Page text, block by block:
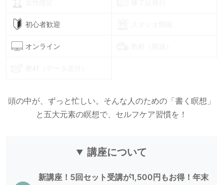
初心者歓迎
オンライン
頭の中が、ずっと忙しい。そんな人のための「書く瞑想」
と五大元素の瞑想で、セルフケア習慣を！
講座について
新講座！5回セット受講が1,500円もお得！年末